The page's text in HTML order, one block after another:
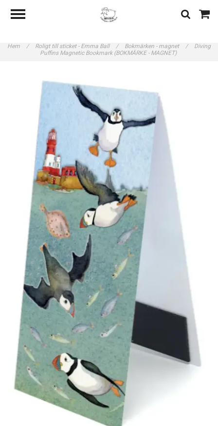
Hem / Roligt till sticket - Emma Ball / Bokmärken - magnet /
Diving
Puffins Magnetic Bookmark (BOKMÄRKE - MAGNET)